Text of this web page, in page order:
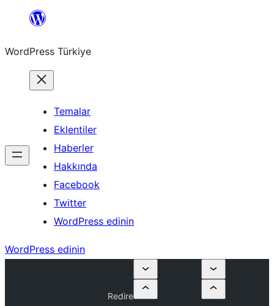
İçeriğe
WordPress Türkiye
Temalar
Eklentiler
Haberler
Hakkında
Facebook
Twitter
WordPress edinin
WordPress edinin
Redire